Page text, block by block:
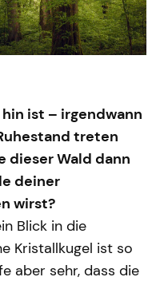
ist – irgendwann
treten
dieser Wald dann
deiner
wirst?
Blick in die
Kristallkugel ist so
aber sehr, dass die